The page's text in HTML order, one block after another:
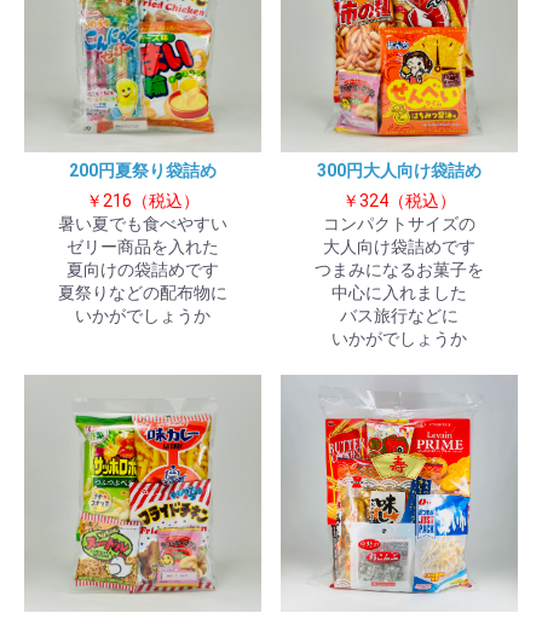
200円夏祭り袋詰め
￥216（税込）
暑い夏でも食べやすい
ゼリー商品を入れた
夏向けの袋詰めです
夏祭りなどの配布物に
いかがでしょうか
300円大人向け袋詰め
￥324（税込）
コンパクトサイズの
大人向け袋詰めです
つまみになるお菓子を
中心に入れました
バス旅行などに
いかがでしょうか